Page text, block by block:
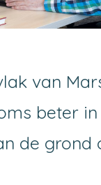
van
beter
de grond